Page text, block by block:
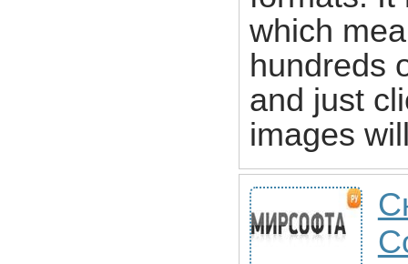
which
hundreds
and just
images